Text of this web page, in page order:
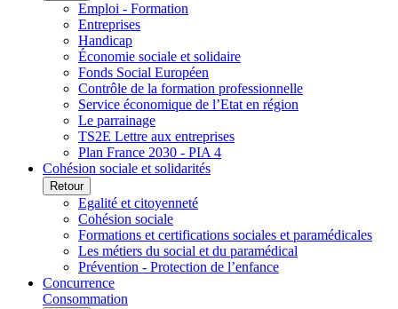
Emploi - Formation
Entreprises
Handicap
Économie sociale et solidaire
Fonds Social Européen
Contrôle de la formation professionnelle
Service économique de l’Etat en région
Le parrainage
TS2E Lettre aux entreprises
Plan France 2030 - PIA 4
Cohésion sociale et solidarités
Retour
Egalité et citoyenneté
Cohésion sociale
Formations et certifications sociales et paramédicales
Les métiers du social et du paramédical
Prévention - Protection de l’enfance
Concurrence
Consommation